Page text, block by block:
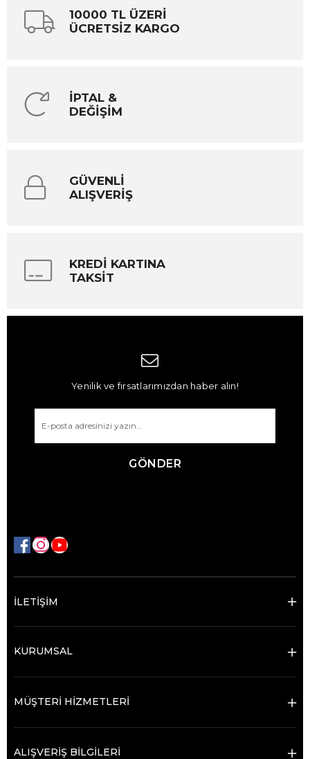
10000 TL ÜZERİ
ÜCRETSİZ KARGO
İPTAL &
DEĞİŞİM
GÜVENLİ
ALIŞVERİŞ
KREDİ KARTINA
TAKSİT
Yenilik ve fırsatlarımızdan haber alın!
GÖNDER
İLETİŞİM
KURUMSAL
MÜŞTERİ HİZMETLERİ
ALIŞVERİŞ BİLGİLERİ